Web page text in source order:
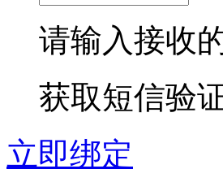
请输入接收
获取短信验
立即绑定